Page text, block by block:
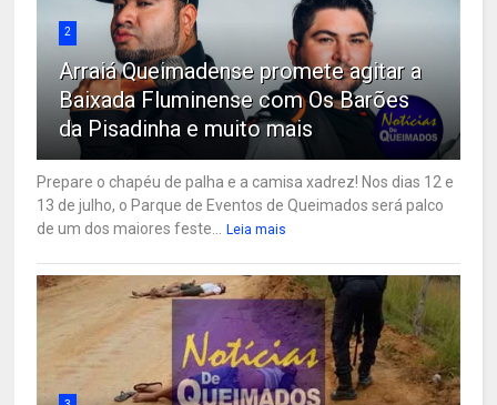
2
Arraiá Queimadense promete agitar a
Baixada Fluminense com Os Barões
da Pisadinha e muito mais
Prepare o chapéu de palha e a camisa xadrez! Nos dias 12 e
13 de julho, o Parque de Eventos de Queimados será palco
de um dos maiores feste...
Leia mais